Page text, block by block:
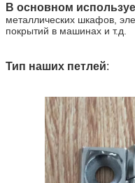
В основном
металлических шкафов,
покрытий в машинах и т.д.
Тип наших петлей: